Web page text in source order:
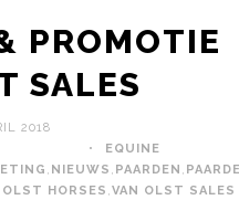
PROMOTIE
SALES
2018
EQUINE
NIEUWS PAARDEN
OLST HORSES VAN OLST SALES